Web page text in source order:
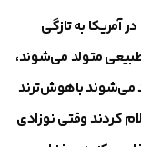
به تازگی
متولد می‌شوند،
می‌شوند باهوش‌ترند
کردند وقتی نوزادی